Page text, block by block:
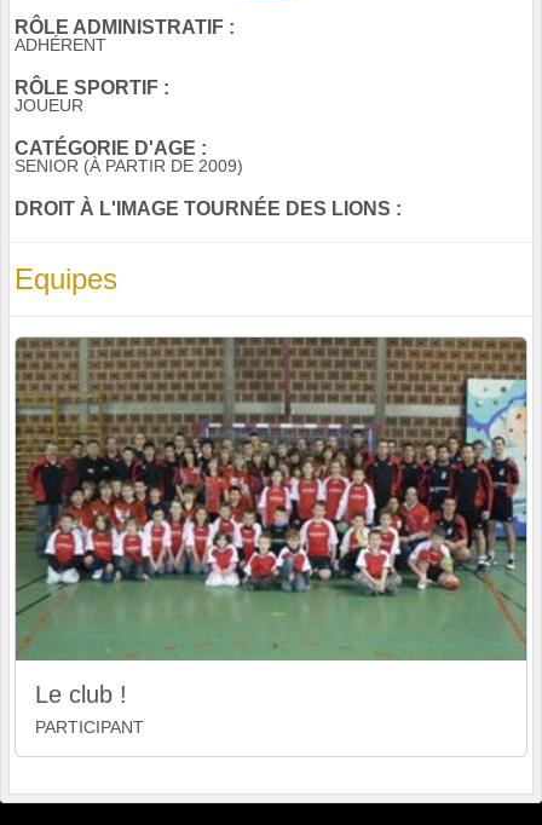
RÔLE ADMINISTRATIF :
ADHÉRENT
RÔLE SPORTIF :
JOUEUR
CATÉGORIE D'AGE :
SENIOR (À PARTIR DE 2009)
DROIT À L'IMAGE TOURNÉE DES LIONS :
Equipes
Le club !
PARTICIPANT